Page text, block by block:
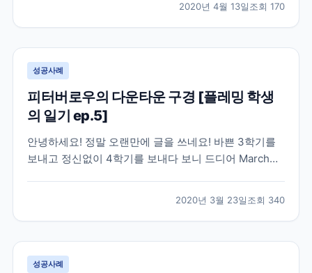
도 늘 궁금해 물어보고 싶을만한 정보가 무엇일까 생각
해보았습니다 ㅎㅎ 아무래도 요즘 상황에는 코로나 바
이...
2020년 4월 13일조회 170
성공사례
피터버로우의 다운타운 구경 [플레밍 학생
의 일기 ep.5]
안녕하세요! 정말 오랜만에 글을 쓰네요! 바쁜 3학기를
보내고 정신없이 4학기를 보내다 보니 드디어 March
스 터미널, 즉 모든 버스들의 종착점이 있어요! 피터벌로
우를 돌아 다니고 싶으시면 다운타운 버스...
2020년 3월 23일조회 340
성공사례